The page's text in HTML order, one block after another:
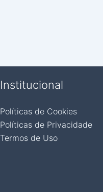
Institucional
Políticas de Cookies
Políticas de Privacidade
Termos de Uso